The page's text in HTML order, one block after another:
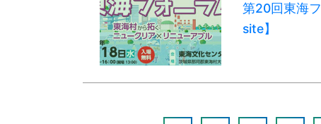
第20回東海
site】